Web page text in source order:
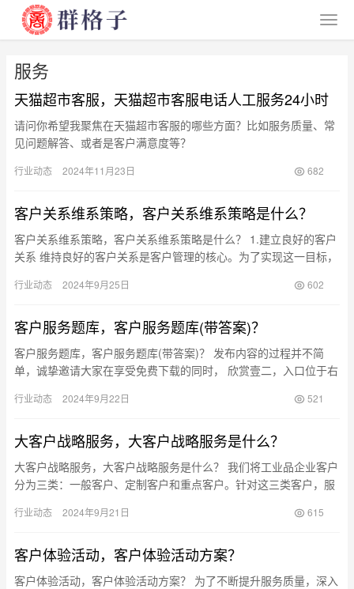
服务
天猫超市客服，天猫超市客服电话人工服务24小时
请问你希望我聚焦在天猫超市客服的哪些方面？比如服务质量、常
见问题解答、或者是客户满意度等？
行业动态 2024年11月23日 682
客户关系维系策略，客户关系维系策略是什么？
客户关系维系策略，客户关系维系策略是什么？ 1.建立良好的客户
关系 维持良好的客户关系是客户管理的核心。为了实现这一目标，
意…
行业动态 2024年9月25日 602
客户服务题库，客户服务题库(带答案)？
客户服务题库，客户服务题库(带答案)？ 发布内容的过程并不简
单，诚挚邀请大家在享受免费下载的同时， 欣赏壹二，入口位于右
行业动态 2024年9月22日 521
大客户战略服务，大客户战略服务是什么？
大客户战略服务，大客户战略服务是什么？ 我们将工业品企业客户
分为三类：一般客户、定制客户和重点客户。针对这三类客户，服
普…
行业动态 2024年9月21日 615
客户体验活动，客户体验活动方案？
客户体验活动，客户体验活动方案？ 为了不断提升服务质量，深入